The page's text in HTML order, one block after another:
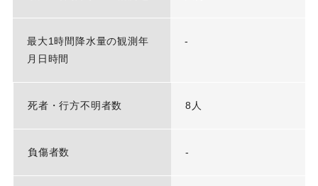
最大1時間降水量の観測年
月日時間
-
死者・行方不明者数 8人
負傷者数 -